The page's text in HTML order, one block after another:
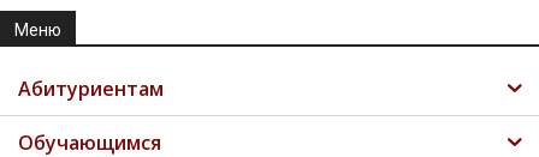
Меню
Абитуриентам
Обучающимся